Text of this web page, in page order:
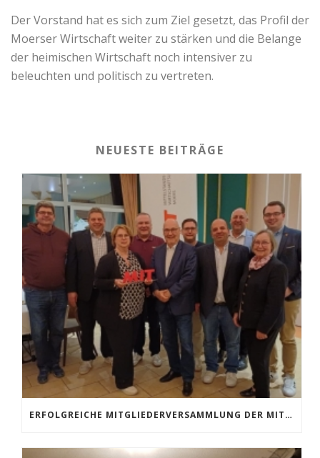
Der Vorstand hat es sich zum Ziel gesetzt, das Profil der
Moerser Wirtschaft weiter zu stärken und die Belange
der heimischen Wirtschaft noch intensiver zu
beleuchten und politisch zu vertreten.
NEUESTE BEITRÄGE
ERFOLGREICHE MITGLIEDERVERSAMMLUNG DER MIT MOERS: KONTINUITÄT IM VORSTAND UND HOCHKARÄTIGE GÄSTE